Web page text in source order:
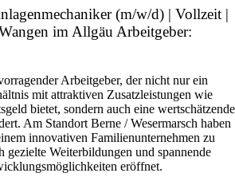
(m/w/d) | Vollzeit |
im Allgäu Arbeitgeber:
Arbeitgeber, der nicht nur ein
mit attraktiven Zusatzleistungen wie
bietet, sondern auch eine wertschätzende
Am Standort Berne / Wesermarsch haben
innovativen Familienunternehmen zu
gezielte Weiterbildungen und spannende
eröffnet.